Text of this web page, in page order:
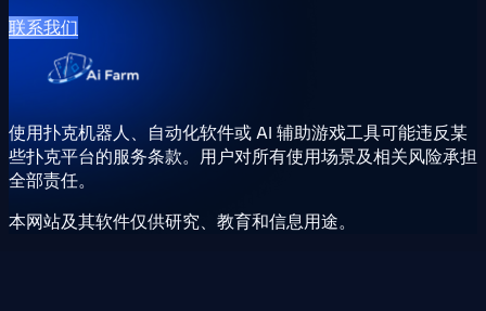
联系我们
使用扑克机器人、自动化软件或 AI 辅助游戏工具可能违反某
些扑克平台的服务条款。用户对所有使用场景及相关风险承担
全部责任。
本网站及其软件仅供研究、教育和信息用途。